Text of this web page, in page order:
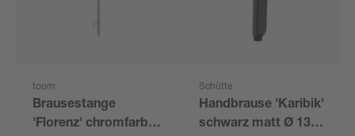
toom
Brausestange
'Florenz' chromfarben
Schütte
Handbrause 'Karibik'
schwarz matt Ø 13